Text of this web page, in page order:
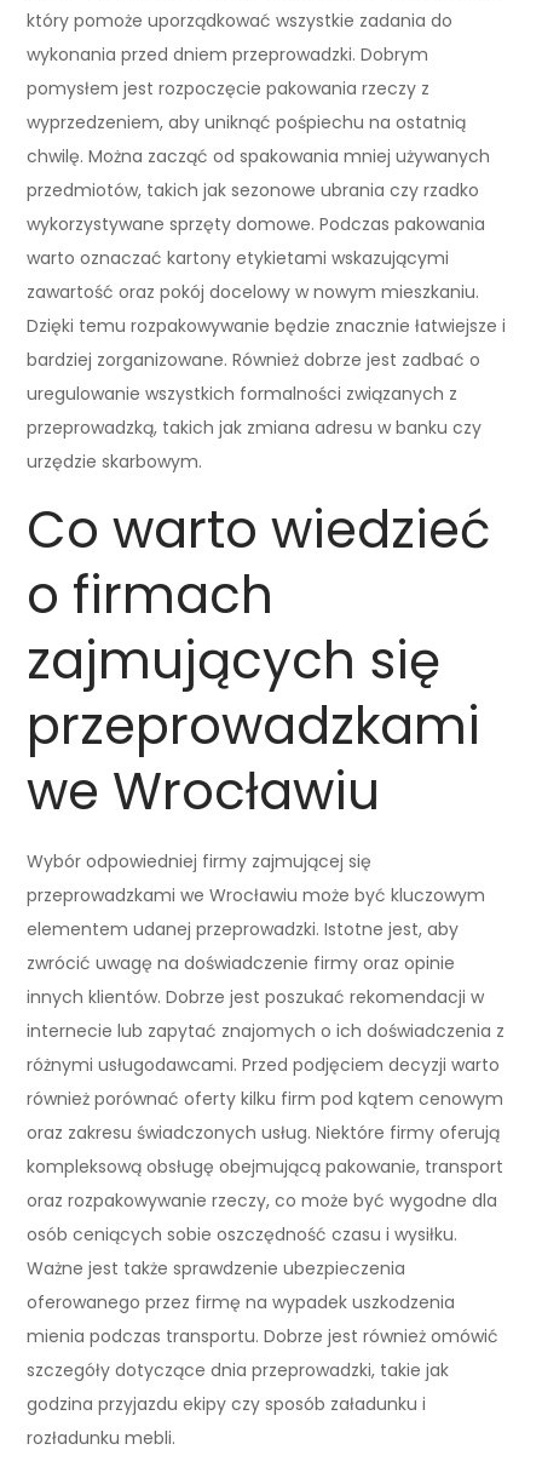
który pomoże uporządkować wszystkie zadania do
wykonania przed dniem przeprowadzki. Dobrym
pomysłem jest rozpoczęcie pakowania rzeczy z
wyprzedzeniem, aby uniknąć pośpiechu na ostatnią
chwilę. Można zacząć od spakowania mniej używanych
przedmiotów, takich jak sezonowe ubrania czy rzadko
wykorzystywane sprzęty domowe. Podczas pakowania
warto oznaczać kartony etykietami wskazującymi
zawartość oraz pokój docelowy w nowym mieszkaniu.
Dzięki temu rozpakowywanie będzie znacznie łatwiejsze i
bardziej zorganizowane. Również dobrze jest zadbać o
uregulowanie wszystkich formalności związanych z
przeprowadzką, takich jak zmiana adresu w banku czy
urzędzie skarbowym.
Co warto wiedzieć
o firmach
zajmujących się
przeprowadzkami
we Wrocławiu
Wybór odpowiedniej firmy zajmującej się
przeprowadzkami we Wrocławiu może być kluczowym
elementem udanej przeprowadzki. Istotne jest, aby
zwrócić uwagę na doświadczenie firmy oraz opinie
innych klientów. Dobrze jest poszukać rekomendacji w
internecie lub zapytać znajomych o ich doświadczenia z
różnymi usługodawcami. Przed podjęciem decyzji warto
również porównać oferty kilku firm pod kątem cenowym
oraz zakresu świadczonych usług. Niektóre firmy oferują
kompleksową obsługę obejmującą pakowanie, transport
oraz rozpakowywanie rzeczy, co może być wygodne dla
osób ceniących sobie oszczędność czasu i wysiłku.
Ważne jest także sprawdzenie ubezpieczenia
oferowanego przez firmę na wypadek uszkodzenia
mienia podczas transportu. Dobrze jest również omówić
szczegóły dotyczące dnia przeprowadzki, takie jak
godzina przyjazdu ekipy czy sposób załadunku i
rozładunku mebli.